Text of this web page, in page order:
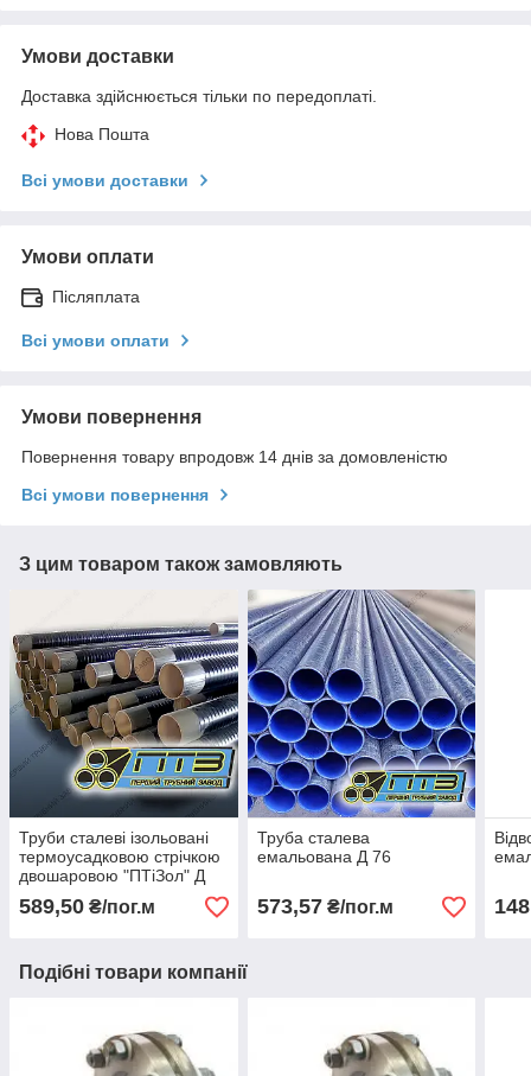
Умови доставки
Доставка здійснюється тільки по передоплаті.
Нова Пошта
Всі умови доставки
Умови оплати
Післяплата
Всі умови оплати
Умови повернення
Повернення товару впродовж 14 днів за домовленістю
Всі умови повернення
З цим товаром також замовляють
Труби сталеві ізольовані
термоусадковою стрічкою
двошаровою "ПТіЗол" Д
48 товщина стрічки - 2мм
589,50 ₴/пог.м
Труба сталева
емальована Д 76
573,57₴/пог.м
Подібні товари компанії